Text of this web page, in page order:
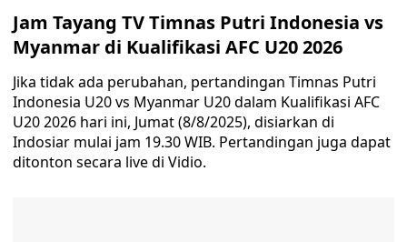
Jam Tayang TV Timnas Putri Indonesia vs
Myanmar di Kualifikasi AFC U20 2026
Jika tidak ada perubahan, pertandingan Timnas Putri
Indonesia U20 vs Myanmar U20 dalam Kualifikasi AFC
U20 2026 hari ini, Jumat (8/8/2025), disiarkan di
Indosiar mulai jam 19.30 WIB. Pertandingan juga dapat
ditonton secara live di Vidio.